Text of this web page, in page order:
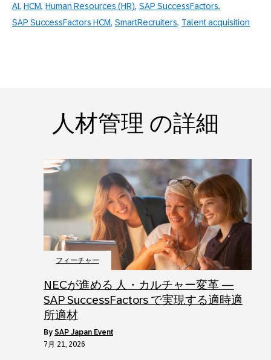
AI HCM Human Resources (HR) SAP SuccessFactors
SAP SuccessFactors HCM SmartRecruiters Talent acquisition
人材管理 の詳細
フィーチャー
NECが進める 人・カルチャー変革 ―
SAP SuccessFactors で実現する適時適
所適材
by SAP Japan Event
7月 21, 2026